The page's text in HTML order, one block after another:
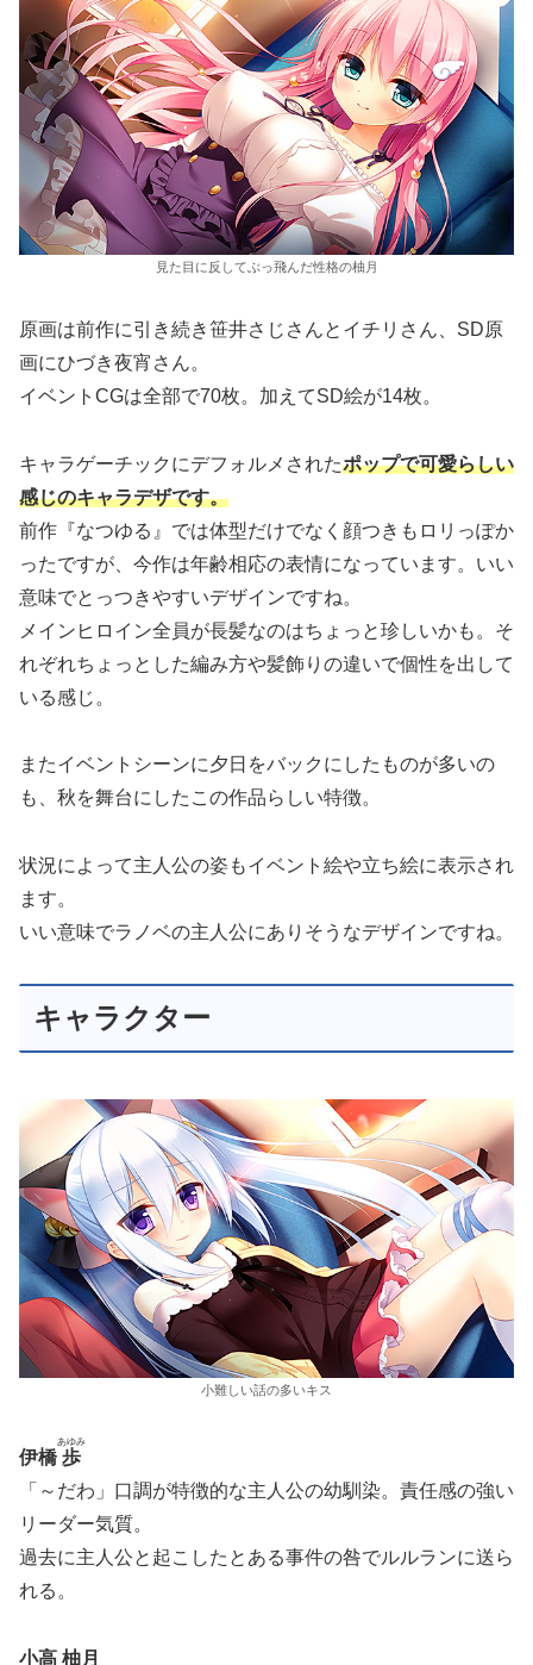
見た目に反してぶっ飛んだ性格の柚月
原画は前作に引き続き笹井さじさんとイチリさん、SD原
画にひづき夜宵さん。
イベントCGは全部で70枚。加えてSD絵が14枚。
キャラゲーチックにデフォルメされたポップで可愛らしい
感じのキャラデザです。
前作『なつゆる』では体型だけでなく顔つきもロリっぽか
ったですが、今作は年齢相応の表情になっています。いい
意味でとっつきやすいデザインですね。
メインヒロイン全員が長髪なのはちょっと珍しいかも。そ
れぞれちょっとした編み方や髪飾りの違いで個性を出して
いる感じ。
またイベントシーンに夕日をバックにしたものが多いの
も、秋を舞台にしたこの作品らしい特徴。
状況によって主人公の姿もイベント絵や立ち絵に表示され
ます。
いい意味でラノベの主人公にありそうなデザインですね。
キャラクター
小難しい話の多いキス
伊橋歩
あゆみ
「～だわ」口調が特徴的な主人公の幼馴染。責任感の強い
リーダー気質。
過去に主人公と起こしたとある事件の咎でルルランに送ら
れる。
小高 柚月